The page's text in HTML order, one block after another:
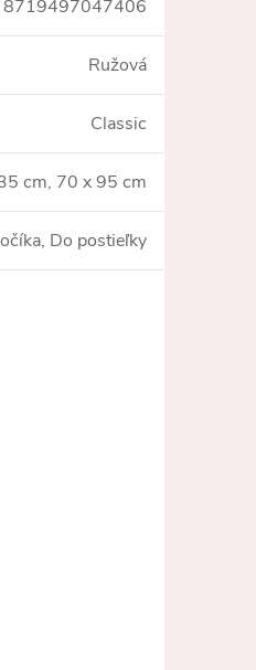
8719497047406
Ružová
Classic
cm, 70 x 95 cm
Do postieľky